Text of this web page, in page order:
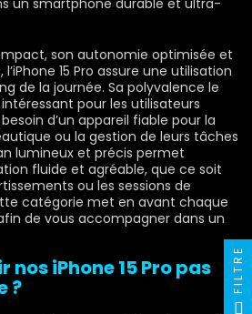
un smartphone durable et ultra-
son autonomie optimisée et
15 Pro assure une utilisation
de la journée. Sa polyvalence le
pour les utilisateurs
d’un appareil fiable pour la
ou la gestion de leurs tâches
lumineux et précis permet
fluide et agréable, que ce soit
ou les sessions de
catégorie met en avant chaque
de vous accompagner dans un
nos iPhone 15 Pro pas
? FILTRE